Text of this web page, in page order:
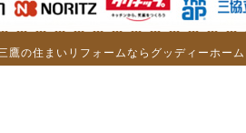
鷹の住まいリフォームならグッディーホ